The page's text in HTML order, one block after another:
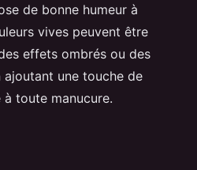
de bonne humeur à
vives peuvent être
effets ombrés ou des
une touche de
toute manucure.